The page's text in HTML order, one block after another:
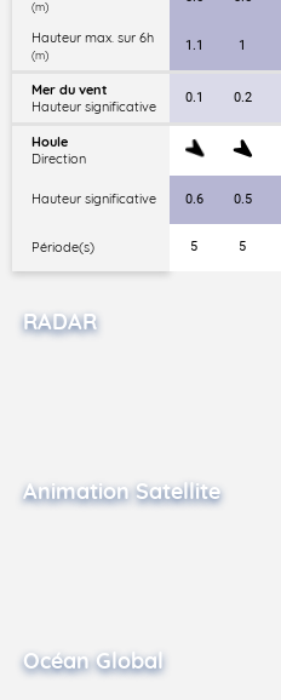
(m)
Hauteur max. sur 6h
(m)
Mer du vent
Hauteur significative
Houle
Direction
Hauteur significative
Période(s)
1.1 1
0.1 0.2
0.6 0.5
5 5
RADAR
Animation Satellite
Océan Global